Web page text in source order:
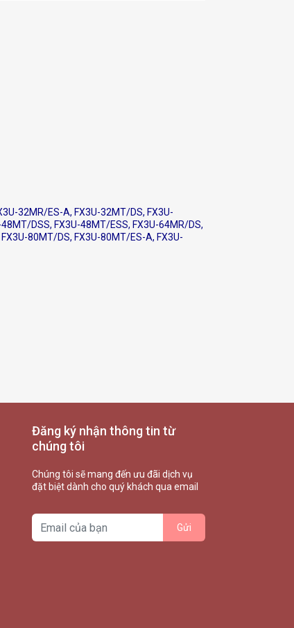
32MR/ES-A, FX3U-32MT/DS, FX3U-
DSS, FX3U-48MT/ESS, FX3U-64MR/DS,
80MT/DS, FX3U-80MT/ES-A, FX3U-
Đăng ký nhận thông tin từ
chúng tôi
Chúng tôi sẽ mang đến ưu đãi dịch vụ
đặt biệt dành cho quý khách qua email